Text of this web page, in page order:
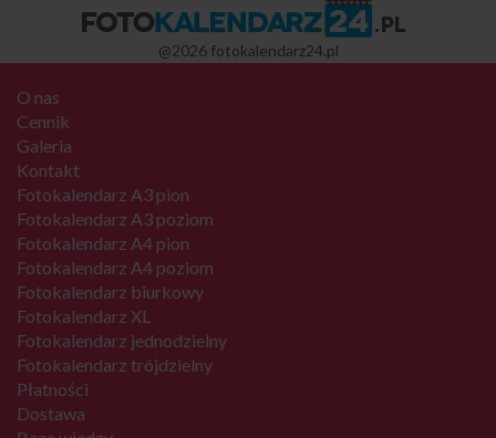
@2026 fotokalendarz24.pl
O nas
Cennik
Galeria
Kontakt
Fotokalendarz A3 pion
Fotokalendarz A3 poziom
Fotokalendarz A4 pion
Fotokalendarz A4 poziom
Fotokalendarz biurkowy
Fotokalendarz XL
Fotokalendarz jednodzielny
Fotokalendarz trójdzielny
Płatności
Dostawa